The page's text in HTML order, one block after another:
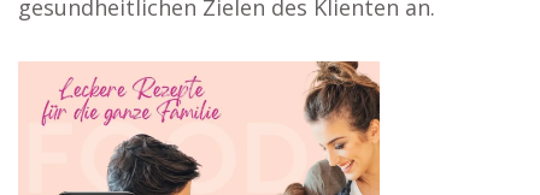
gesundheitlichen Zielen des Klienten an.